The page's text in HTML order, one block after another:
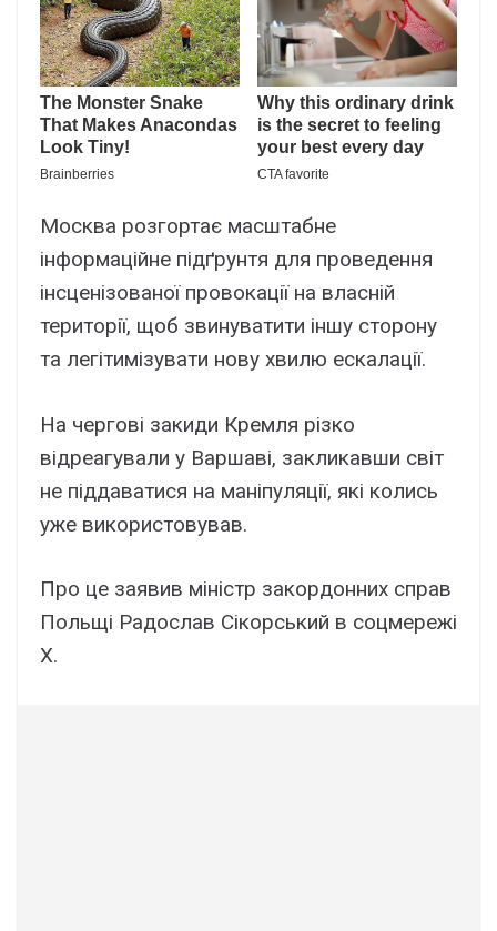
Москва розгортає масштабне
інформаційне підґрунтя для проведення
інсценізованої провокації на власній
території, щоб звинуватити іншу сторону
та легітимізувати нову хвилю ескалації.
На чергові закиди Кремля різко
відреагували у Варшаві, закликавши світ
не піддаватися на маніпуляції, які колись
уже використовував.
Про це заявив міністр закордонних справ
Польщі Радослав Сікорський в соцмережі
X.